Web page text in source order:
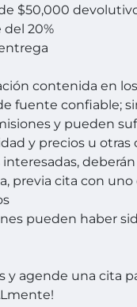
$50,000
20%
contenida en
fuente confiable;
y pueden
y precios u otras
interesadas,
previa cita con
pueden haber
y agende una cita